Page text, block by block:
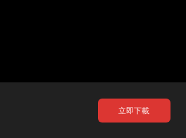
立即下載